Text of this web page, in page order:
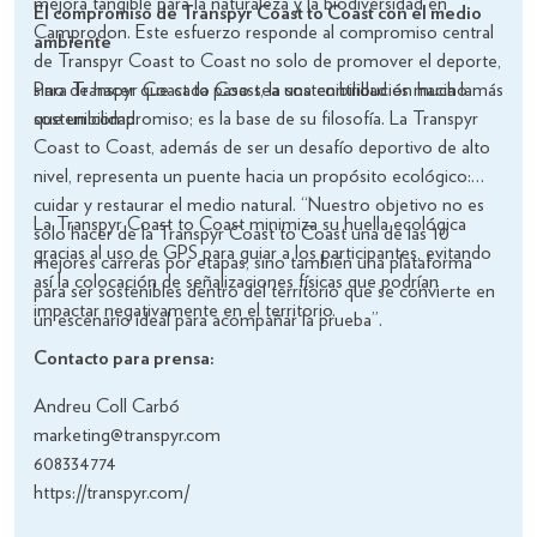
Camprodon. Este esfuerzo responde al compromiso central
de Transpyr Coast to Coast no solo de promover el deporte,
sino de hacer que cada paso sea una contribución hacia la
sostenibilidad.
El compromiso de Transpyr Coast to Coast con el medio
ambiente
Para Transpyr Coast to Coast, la sostenibilidad es mucho más
que un compromiso; es la base de su filosofía. La Transpyr
Coast to Coast, además de ser un desafío deportivo de alto
nivel, representa un puente hacia un propósito ecológico:
cuidar y restaurar el medio natural. “Nuestro objetivo no es
solo hacer de la Transpyr Coast to Coast una de las 10
mejores carreras por etapas, sino también una plataforma
para ser sostenibles dentro del territorio que se convierte en
un escenario ideal para acompañar la prueba”.
La Transpyr Coast to Coast minimiza su huella ecológica
gracias al uso de GPS para guiar a los participantes, evitando
así la colocación de señalizaciones físicas que podrían
impactar negativamente en el territorio.
Contacto para prensa:
Andreu Coll Carbó
marketing@transpyr.com
608334774
https://transpyr.com/